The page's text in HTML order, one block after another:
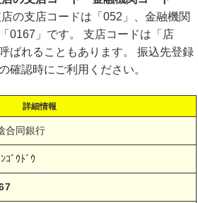
の支店コードは「052」、金融機関
0167」です。 支店コードは「店
ばれることもあります。 振込先登録
確認時にご利用ください。
詳細情報
合同銀行
ｺﾞｳﾄﾞｳ